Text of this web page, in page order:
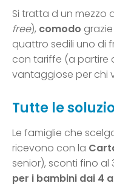
Si tratta d un mezzo
free), comodo
quattro sedili uno di
con tariffe (a partire
vantaggiose per chi
Tutte le
Le famiglie che
ricevono con la
senior), sconti fino al
per i bambini dai 4